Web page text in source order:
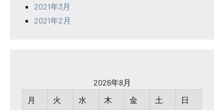
2021年3月
2021年2月
2026年8月
月
火 水 木 金 土 日